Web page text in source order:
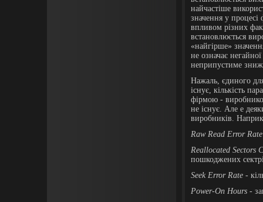
найчастіше
значення у
впливом різних
встановлюється
«найгірше»
не означає
неприпустиме
Нажаль, єдиного
існує, кількість
фірмою -
не існує. Але е
виробників.
Raw Read Error Rate
Reallocated Sectors
пошкоджених
Seek Error Rate -
Power-On Hours -